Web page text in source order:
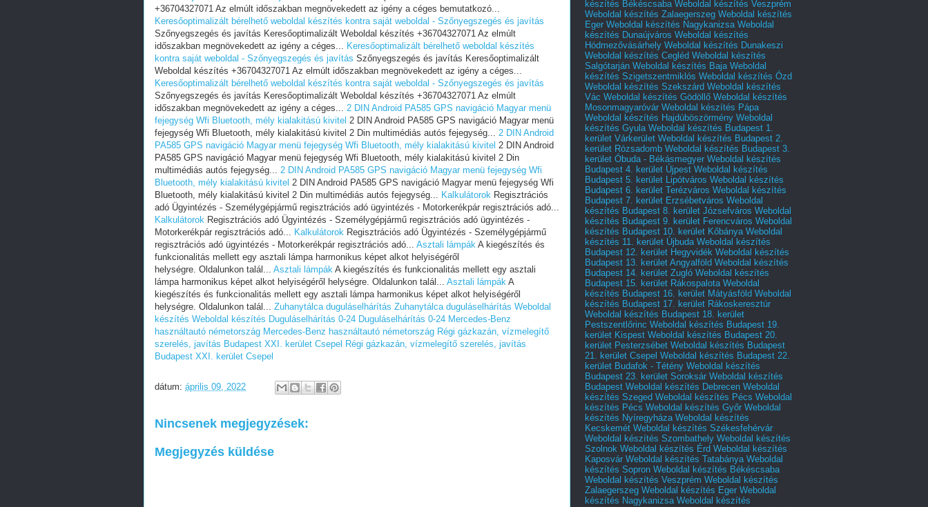
+36704327071 Az elmúlt időszakban megnövekedett az igény a céges bemutatkozó...
Keresőoptimalizált bérelhető weboldal készítés kontra saját weboldal - Szőnyegszegés és javítás
Szőnyegszegés és javítás Keresőoptimalizált Weboldal készítés +36704327071 Az elmúlt
időszakban megnövekedett az igény a céges... Keresőoptimalizált bérelhető weboldal készítés
kontra saját weboldal - Szőnyegszegés és javítás Szőnyegszegés és javítás Keresőoptimalizált
Weboldal készítés +36704327071 Az elmúlt időszakban megnövekedett az igény a céges...
Keresőoptimalizált bérelhető weboldal készítés kontra saját weboldal - Szőnyegszegés és javítás
Szőnyegszegés és javítás Keresőoptimalizált Weboldal készítés +36704327071 Az elmúlt
időszakban megnövekedett az igény a céges... 2 DIN Android PA585 GPS navigáció Magyar menü
fejegység Wfi Bluetooth, mély kialakitású kivitel 2 DIN Android PA585 GPS navigáció Magyar menü
fejegység Wfi Bluetooth, mély kialakitású kivitel 2 Din multimédiás autós fejegység... 2 DIN Android
PA585 GPS navigáció Magyar menü fejegység Wfi Bluetooth, mély kialakitású kivitel 2 DIN Android
PA585 GPS navigáció Magyar menü fejegység Wfi Bluetooth, mély kialakitású kivitel 2 Din
multimédiás autós fejegység... 2 DIN Android PA585 GPS navigáció Magyar menü fejegység Wfi
Bluetooth, mély kialakitású kivitel 2 DIN Android PA585 GPS navigáció Magyar menü fejegység Wfi
Bluetooth, mély kialakitású kivitel 2 Din multimédiás autós fejegység... Kalkulátorok Regisztrációs
adó Ügyintézés - Személygépjármű regisztrációs adó ügyintézés - Motorkerékpár regisztrációs adó...
Kalkulátorok Regisztrációs adó Ügyintézés - Személygépjármű regisztrációs adó ügyintézés -
Motorkerékpár regisztrációs adó... Kalkulátorok Regisztrációs adó Ügyintézés - Személygépjármű
regisztrációs adó ügyintézés - Motorkerékpár regisztrációs adó... Asztali lámpák A kiegészítés és
funkcionalitás mellett egy asztali lámpa harmonikus képet alkot helyiségéről
helységre. Oldalunkon talál... Asztali lámpák A kiegészítés és funkcionalitás mellett egy asztali
lámpa harmonikus képet alkot helyiségéről helységre. Oldalunkon talál... Asztali lámpák A
kiegészítés és funkcionalitás mellett egy asztali lámpa harmonikus képet alkot helyiségéről
helységre. Oldalunkon talál... Zuhanytálca duguláselhárítás Zuhanytálca duguláselhárítás Weboldal
készítés Weboldal készítés Duguláselhárítás 0-24 Duguláselhárítás 0-24 Mercedes-Benz
használtautó németország Mercedes-Benz használtautó németország Régi gázkazán, vízmelegítő
szerelés, javítás Budapest XXI. kerület Csepel Régi gázkazán, vízmelegítő szerelés, javítás
Budapest XXI. kerület Csepel
dátum: április 09, 2022
Nincsenek megjegyzések:
Megjegyzés küldése
készítés Békéscsaba Weboldal készítés Veszprém
Weboldal készítés Zalaegerszeg Weboldal készítés
Eger Weboldal készítés Nagykanizsa Weboldal
készítés Dunaújváros Weboldal készítés
Hódmezővásárhely Weboldal készítés Dunakeszi
Weboldal készítés Cegléd Weboldal készítés
Salgótarján Weboldal készítés Baja Weboldal
készítés Szigetszentmiklós Weboldal készítés Ózd
Weboldal készítés Szekszárd Weboldal készítés
Vác Weboldal készítés Gödöllő Weboldal készítés
Mosonmagyaróvár Weboldal készítés Pápa
Weboldal készítés Hajdúböszörmény Weboldal
készítés Gyula Weboldal készítés Budapest 1.
kerület Várkerület Weboldal készítés Budapest 2.
kerület Rózsadomb Weboldal készítés Budapest 3.
kerület Óbuda - Békásmegyer Weboldal készítés
Budapest 4. kerület Újpest Weboldal készítés
Budapest 5. kerület Lipótváros Weboldal készítés
Budapest 6. kerület Terézváros Weboldal készítés
Budapest 7. kerület Erzsébetváros Weboldal
készítés Budapest 8. kerület Józsefváros Weboldal
készítés Budapest 9. kerület Ferencváros Weboldal
készítés Budapest 10. kerület Kőbánya Weboldal
készítés 11. kerület Újbuda Weboldal készítés
Budapest 12. kerület Hegyvidék Weboldal készítés
Budapest 13. kerület Angyalföld Weboldal készítés
Budapest 14. kerület Zugló Weboldal készítés
Budapest 15. kerület Rákospalota Weboldal
készítés Budapest 16. kerület Mátyásföld Weboldal
készítés Budapest 17. kerület Rákoskeresztúr
Weboldal készítés Budapest 18. kerület
Pestszentlőrinc Weboldal készítés Budapest 19.
kerület Kispest Weboldal készítés Budapest 20.
kerület Pesterzsébet Weboldal készítés Budapest
21. kerület Csepel Weboldal készítés Budapest 22.
kerület Budafok - Tétény Weboldal készítés
Budapest 23. kerület Soroksár Weboldal készítés
Budapest Weboldal készítés Debrecen Weboldal
készítés Szeged Weboldal készítés Pécs Weboldal
készítés Pécs Weboldal készítés Győr Weboldal
készítés Nyíregyháza Weboldal készítés
Kecskemét Weboldal készítés Székesfehérvár
Weboldal készítés Szombathely Weboldal készítés
Szolnok Weboldal készítés Érd Weboldal készítés
Kaposvár Weboldal készítés Tatabánya Weboldal
készítés Sopron Weboldal készítés Békéscsaba
Weboldal készítés Veszprém Weboldal készítés
Zalaegerszeg Weboldal készítés Eger Weboldal
készítés Nagykanizsa Weboldal készítés